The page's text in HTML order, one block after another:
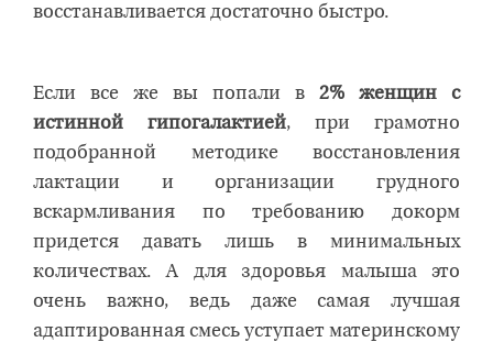
восстанавливается достаточно быстро.
Если все же вы попали в 2% женщин с
истинной гипогалактией, при грамотно
подобранной методике восстановления
лактации и организации грудного
вскармливания по требованию докорм
придется давать лишь в минимальных
количествах. А для здоровья малыша это
очень важно, ведь даже самая лучшая
адаптированная смесь уступает материнскому